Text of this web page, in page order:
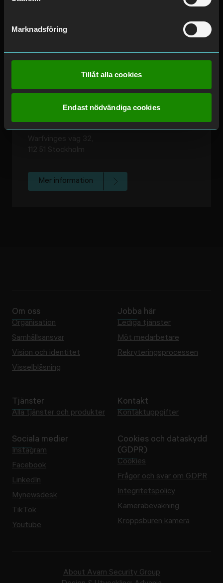
Marknadsföring
Tillåt alla cookies
Endast nödvändiga cookies
Säkerhetsbutik
Vretensborgsvägen 32,
Avarn Security
Warfvinges väg 32,
112 51 Stockholm
Mer information
Om oss
Organisation
Samhällsansvar
Vision och identitet
Visselblåsning
Jobba här
Lediga tjänster
Möt medarbetare
Rekryteringsprocessen
Tjänster
Alla tjänster och produkter
Kontakt
Kontaktuppgifter
Sociala medier
Instagram
Facebook
LinkedIn
Mynewsdesk
TikTok
Youtube
Cookies och dataskydd
(GDPR)
Cookies
Frågor och svar om GDPR
Integritetspolicy
Kamerabevakning
Kroppsburen kamera
About Avarn Security Group